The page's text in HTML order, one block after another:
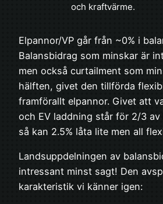
och kraftvärme.
Elpannor/VP går från ~0% i
Balansbidrag som minskar är
men också curtailment som
hälften, givet den tillförda
framförallt elpannor. Givet att
och EV laddning står för 2/3 av
så kan 2.5% låta lite men all
Landsuppdelningen av
intressant minst sagt! Den
karakteristik vi känner igen: